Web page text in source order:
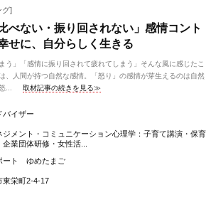
グ]
べない・振り回されない」感情コント
せに、自分らしく生きる
う」「感情に振り回されて疲れてしまう」そんな風に感じたこ
、人間が持つ自然な感情。「怒り」の感情が芽生えるのは自然
...
取材記事の続きを見る≫
バイザー
ジメント・コミュニケーション心理学：子育て講演・保育
業団体研修・女性活...
ート ゆめたまご
東栄町2-4-17